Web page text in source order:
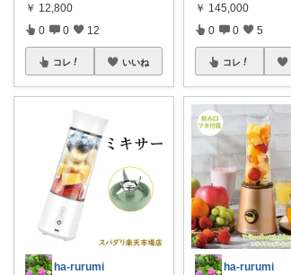
￥ 12,800
0 0 12
コレ いいね
ha-rurumi
￥ 145,000
0 0 5
コレ
ha-rurumi